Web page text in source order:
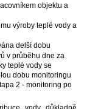
objektu a
výroby teplé vody a
delší dobu
v průběhu dne za
teplé vody se
dobu monitoringu
2 - monitoring po